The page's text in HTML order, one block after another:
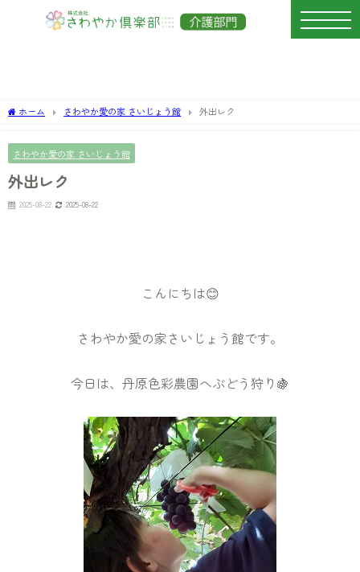
ホーム さわやか愛の家 さいじょう館 外出レク
さわやか愛の家 さいじょう館
外出レク
2025-08-22 2025-08-22
こんにちは😊
さわやか愛の家さいじょう館です。
今日は、丹原色彩農園へぶどう狩り🍇